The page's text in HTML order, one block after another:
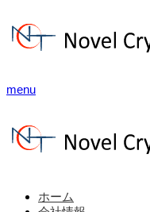
menu
ホーム